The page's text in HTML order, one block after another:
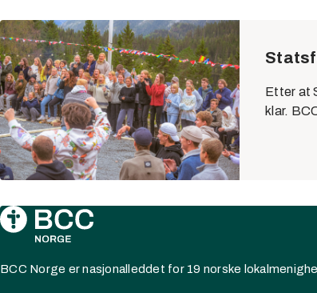
Etter at
klar.
BCC Norge er nasjonalleddet for 19 norske